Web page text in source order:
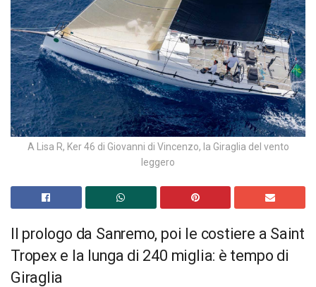
A Lisa R, Ker 46 di Giovanni di Vincenzo, la Giraglia del vento
leggero
Il prologo da Sanremo, poi le costiere a Saint
Tropex e la lunga di 240 miglia: è tempo di
Giraglia